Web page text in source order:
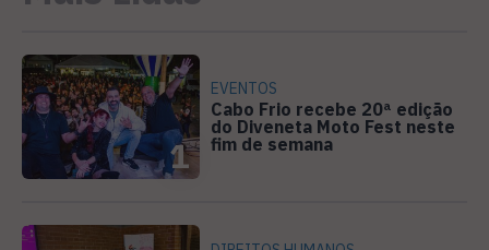
1
EVENTOS
Cabo Frio recebe 20ª edição
do Diveneta Moto Fest neste
fim de semana